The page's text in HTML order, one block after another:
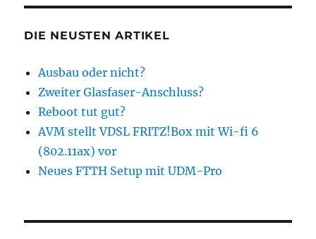
Hanau
DIE NEUSTEN ARTIKEL
Ausbau oder nicht?
Zweiter Glasfaser-Anschluss?
Reboot tut gut?
AVM stellt VDSL FRITZ!Box mit Wi-fi 6
(802.11ax) vor
Neues FTTH Setup mit UDM-Pro